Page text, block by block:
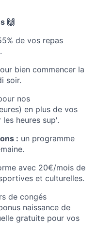
🙌
de vos repas
bien commencer la
soir.
nos
en plus de vos
heures sup'.
: un programme
avec 20€/mois de
et culturelles.
de congés
naissance de
gratuite pour vos